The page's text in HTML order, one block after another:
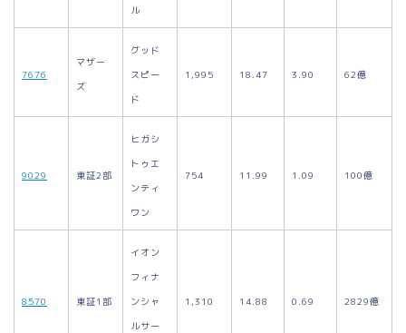
ル
7676
マザー
ズ
グッド
スピー
ド
1,995 18.47 3.90 62億
9029 東証2部
ヒガシ
トゥエ
ンティ
ワン
754 11.99 1.09 100億
8570 東証1部
イオン
フィナ
ンシャ
ルサー
1,310 14.88 0.69 2829億